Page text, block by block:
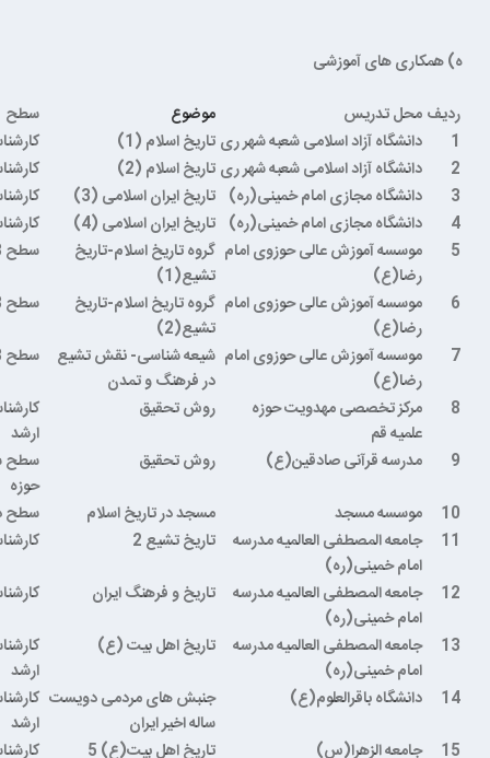
ه) همکاری های آموزشی
ردیف محل تدریس موضوع
سطح
1
دانشگاه آزاد اسلامی شعبه شهر ری تاریخ اسلام (1)
2
دانشگاه آزاد اسلامی شعبه شهر ری تاریخ اسلام (2)
3
دانشگاه مجازی امام خمینی(ره) تاریخ ایران اسلامی (3)
4
دانشگاه مجازی امام خمینی(ره) تاریخ ایران اسلامی (4)
5
موسسه آموزش عالی حوزوی امام
رضا(ع)
گروه تاریخ اسلام-تاریخ
تشیع(1)
سطح 3 حوزه
6
موسسه آموزش عالی حوزوی امام
رضا(ع)
گروه تاریخ اسلام-تاریخ
تشیع(2)
سطح 3 حوزه
7
موسسه آموزش عالی حوزوی امام
رضا(ع)
شیعه شناسی- نقش تشیع
در فرهنگ و تمدن
سطح 3 حوزه
8
مرکز تخصصی مهدویت حوزه
علمیه قم
روش تحقیق
ارشد
9
مدرسه قرآنی صادقین(ع) روش تحقیق
سطح
حوزه
10
موسسه مسجد مسجد در تاریخ اسلام
سطح
11
جامعه المصطفی العالمیه مدرسه
امام خمینی(ره)
تاریخ تشیع 2
12
جامعه المصطفی العالمیه مدرسه
امام خمینی(ره)
تاریخ و فرهنگ ایران
13
جامعه المصطفی العالمیه مدرسه
امام خمینی(ره)
تاریخ اهل بیت (ع)
ارشد
14
دانشگاه باقرالعلوم(ع)
جنبش های مردمی دویست
ساله اخیر ایران
ارشد
15
جامعه الزهرا(س) تاریخ اهل بیت(ع) 5